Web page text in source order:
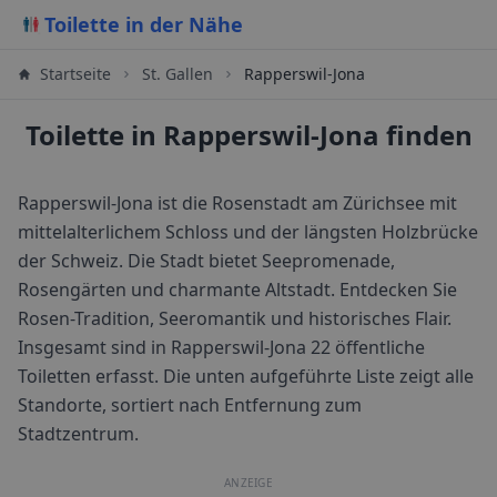
Toilette in der Nähe
Startseite St. Gallen Rapperswil-Jona
Toilette in Rapperswil-Jona finden
Rapperswil-Jona ist die Rosenstadt am Zürichsee mit
mittelalterlichem Schloss und der längsten Holzbrücke
der Schweiz. Die Stadt bietet Seepromenade,
Rosengärten und charmante Altstadt. Entdecken Sie
Rosen-Tradition, Seeromantik und historisches Flair.
Insgesamt sind in Rapperswil-Jona 22 öffentliche
Toiletten erfasst. Die unten aufgeführte Liste zeigt alle
Standorte, sortiert nach Entfernung zum
Stadtzentrum.
ANZEIGE